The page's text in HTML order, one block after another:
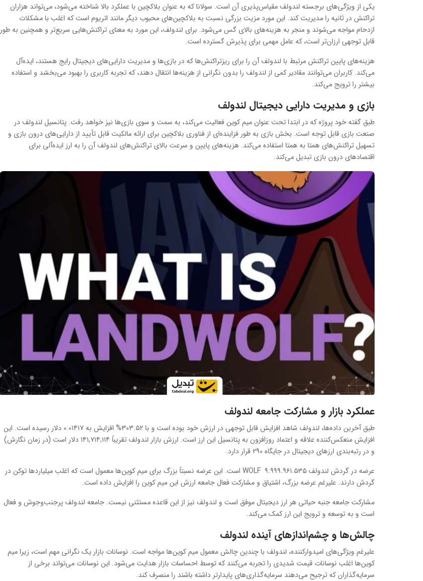
یکی از ویژگی‌های برجسته لندولف مقیاس‌پذیری آن است. سولانا که به عنوان بلاکچین با عملکرد بالا شناخته می‌شود، می‌تواند هزاران
تراکنش در ثانیه را مدیریت کند. این مورد مزیت بزرگی نسبت به بلاکچین‌های محبوب دیگر مانند اتریوم است که اغلب با مشکلات
ازدحام مواجه می‌شوند و منجر به هزینه‌های بالای گس می‌شود. برای لندولف، این مورد به معنای تراکنش‌هایی سریع‌تر و همچنین به طور
قابل توجهی ارزان‌تر است، که عامل مهمی برای پذیرش گسترده است.
هزینه‌های پایین تراکنش مرتبط با لندولف آن را برای ریزتراکنش‌ها که در بازی‌ها و مدیریت دارایی‌های دیجیتال رایج هستند، ایده‌آل
می‌کند. کاربران می‌توانند مقادیر کمی از لندولف را بدون نگرانی از هزینه‌ها انتقال دهند، که تجربه کاربری را بهبود می‌بخشد و استفاده
بیشتر را ترویج می‌کند.
بازی و مدیریت دارایی دیجیتال لندولف
طبق گفته خود پروژه که در ابتدا تحت عنوان میم کوین فعالیت می‌کند، به سمت و سوی بازی‌ها نیز خواهد رفت. پتانسیل لندولف در
صنعت بازی قابل توجه است. بخش بازی به طور فزاینده‌ای از فناوری بلاکچین برای ارائه مالکیت قابل تأیید از دارایی‌های درون بازی و
تسهیل تراکنش‌های همتا به همتا استفاده می‌کند. هزینه‌های پایین و سرعت بالای تراکنش‌های لندولف آن را به ارز ایده‌آلی برای
اقتصادهای درون بازی تبدیل می‌کند.
عملکرد بازار و مشارکت جامعه لندولف
طبق آخرین داده‌ها، لندولف شاهد افزایش قابل توجهی در ارزش خود بوده است و با ۳۰۳.۵۲% افزایش به ۰.۰۱۴۱۷ دلار رسیده است. این
افزایش منعکس‌کننده علاقه و اعتماد روزافزون به پتانسیل این ارز است. ارزش بازار لندولف تقریباً ۱۴۱,۷۱۴,۱۱۴ دلار است (در زمان نگارش)
و در رتبه‌بندی ارزهای دیجیتال در جایگاه ۲۹۰ قرار دارد.
عرضه در گردش لندولف ۹.۹۹۹.۹۶۱.۵۳۵ WOLF است. این عرضه نسبتاً بزرگ برای میم کوین‌ها معمول است که اغلب میلیاردها توکن در
گردش دارند. علیرغم عرضه بزرگ، اشتیاق و مشارکت فعال جامعه ارزش این میم کوین را افزایش داده است.
مشارکت جامعه جنبه حیاتی هر ارز دیجیتال موفق است و لندولف نیز از این قاعده مستثنی نیست. جامعه لندولف پرجنب‌وجوش و فعال
است و به توسعه و ترویج این ارز کمک می‌کند.
چالش‌ها و چشم‌اندازهای آینده لندولف
علیرغم ویژگی‌های امیدوارکننده، لندولف با چندین چالش معمول میم کوین‌ها مواجه است. نوسانات بازار یک نگرانی مهم است، زیرا میم
کوین‌ها اغلب نوسانات قیمت شدیدی را تجربه می‌کنند که توسط احساسات بازار هدایت می‌شود. این نوسانات می‌تواند برخی از
سرمایه‌گذاران که ترجیح می‌دهند سرمایه‌گذاری‌های پایدارتر داشته باشند را منصرف کند.